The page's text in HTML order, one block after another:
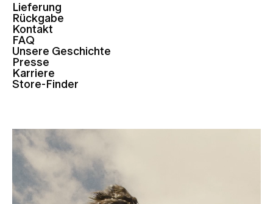
Lieferung
Rückgabe
Kontakt
FAQ
Unsere Geschichte
Presse
Karriere
Store-Finder